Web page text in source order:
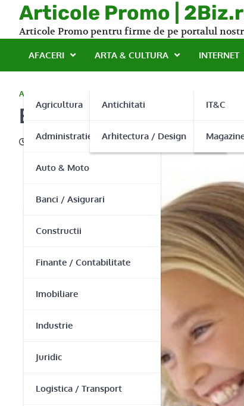
content
Articole Promo |
Articole Promo pentru firme de pe portalul
AFACERI
Agricultura
Administratie Publica
Auto & Moto
Banci / Asigurari
Constructii
Finante / Contabilitate
Imobiliare
Industrie
Juridic
Logistica / Transport
ARTA & CULTURA
Antichitati
Arhitectura / Design
INTERNET
IT&C
ARTA&CULTURA
Examene de limba
27/07/2015